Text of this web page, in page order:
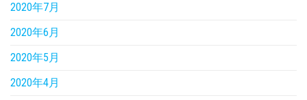
2020年7月
2020年6月
2020年5月
2020年4月